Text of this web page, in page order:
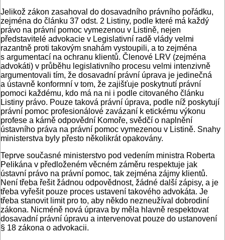
Jelikož zákon zasahoval do dosavadního právního pořádku,
zejména do článku 37 odst. 2 Listiny, podle které má každý
právo na právní pomoc vymezenou v Listině, nejen
představitelé advokacie v Legislativní radě vlády velmi
razantně proti takovým snahám vystoupili, a to zejména
s argumentací na ochranu klientů. Členové LRV (zejména
advokáti) v průběhu legislativního procesu velmi intenzivně
argumentovali tím, že dosavadní právní úprava je jedinečná
a ústavně konformní v tom, že zajišťuje poskytnutí právní
pomoci každému, kdo má na ni i podle citovaného článku
Listiny právo. Pouze taková právní úprava, podle níž poskytují
právní pomoc profesionálové zavázaní k etickému výkonu
profese a kárně odpovědní Komoře, svědčí o naplnění
ústavního práva na právní pomoc vymezenou v Listině. Snahy
ministerstva byly přesto několikrát opakovány.
Teprve současné ministerstvo pod vedením ministra Roberta
Pelikána v předloženém věcném záměru respektuje jak
ústavní právo na právní pomoc, tak zejména zájmy klientů.
Není třeba řešit žádnou odpovědnost, žádné další zápisy, a je
třeba vyřešit pouze proces ustavení takového advokáta. Je
třeba stanovit limit pro to, aby někdo nezneužíval dobrodiní
zákona. Nicméně nová úprava by měla hlavně respektovat
dosavadní právní úpravu a intervenovat pouze do ustanovení
§ 18 zákona o advokacii.